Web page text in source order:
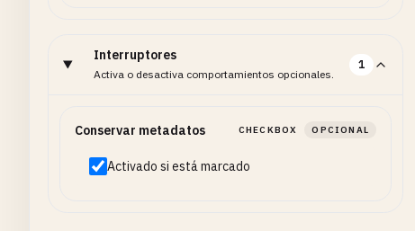
Interruptores
Activa o desactiva comportamientos opcionales.
1
Conservar metadatos CHECKBOX OPCIONAL
Activado si está marcado